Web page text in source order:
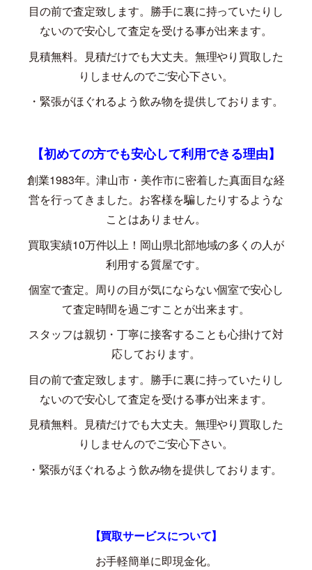
目の前で査定致します。勝手に裏に持っていたりし
ないので安心して査定を受ける事が出来ます。
見積無料。見積だけでも大丈夫。無理やり買取した
りしませんのでご安心下さい。
・緊張がほぐれるよう飲み物を提供しております。
【初めての方でも安心して利用できる理由】
創業1983年。津山市・美作市に密着した真面目な経
営を行ってきました。お客様を騙したりするような
ことはありません。
買取実績10万件以上！岡山県北部地域の多くの人が
利用する質屋です。
個室で査定。周りの目が気にならない個室で安心し
て査定時間を過ごすことが出来ます。
スタッフは親切・丁寧に接客することも心掛けて対
応しております。
目の前で査定致します。勝手に裏に持っていたりし
ないので安心して査定を受ける事が出来ます。
見積無料。見積だけでも大丈夫。無理やり買取した
りしませんのでご安心下さい。
・緊張がほぐれるよう飲み物を提供しております。
【買取サービスについて】
お手軽簡単に即現金化。